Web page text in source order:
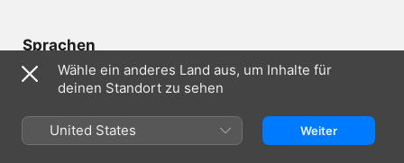
Sprachen
Original-Audio
Deutsch
Audio
Deutsch (Deutschland) (AAC)
Wähle ein anderes Land aus, um Inhalte für
deinen Standort zu sehen
United States Weiter